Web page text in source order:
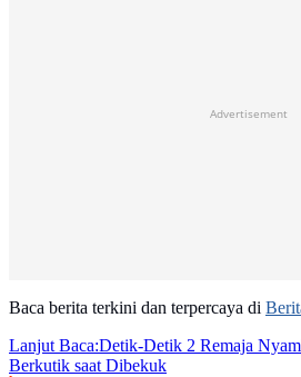
Advertisement
Baca berita terkini dan terpercaya di
Lanjut Baca:Detik-Detik 2 Remaja
Berkutik saat Dibekuk